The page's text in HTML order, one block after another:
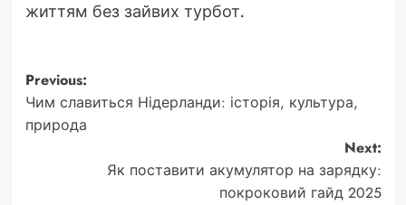
життям без зайвих турбот.
Post
navigation
Previous:
Чим славиться Нідерланди: історія, культура,
природа
Next:
Як поставити акумулятор на зарядку:
покроковий гайд 2025